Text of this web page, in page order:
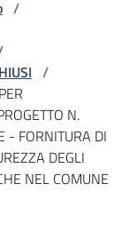
/
/
N.
- FORNITURA DI
DEGLI
NEL COMUNE